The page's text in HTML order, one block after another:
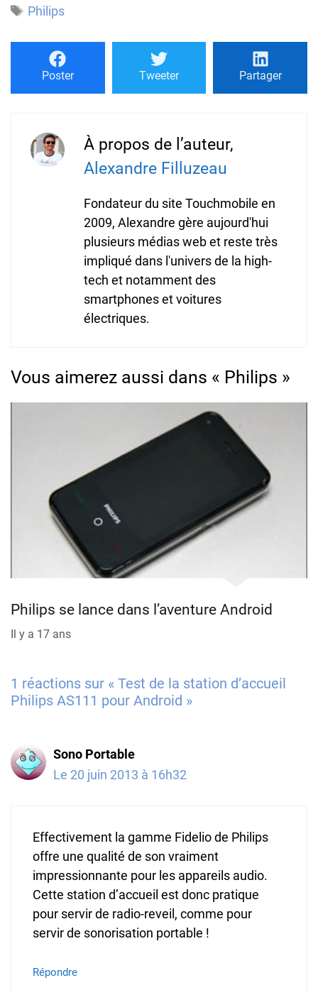
Étiquettes
Philips
Poster Tweeter Partager
À propos de l’auteur,
Alexandre Filluzeau
Fondateur du site Touchmobile en
2009, Alexandre gère aujourd'hui
plusieurs médias web et reste très
impliqué dans l'univers de la high-
tech et notamment des
smartphones et voitures
électriques.
Vous aimerez aussi dans « Philips »
Philips se lance dans l’aventure Android
Il y a 17 ans
1 réactions sur « Test de la station d’accueil
Philips AS111 pour Android »
Sono Portable
Le 20 juin 2013 à 16h32
Effectivement la gamme Fidelio de Philips
offre une qualité de son vraiment
impressionnante pour les appareils audio.
Cette station d’accueil est donc pratique
pour servir de radio-reveil, comme pour
servir de sonorisation portable !
Répondre